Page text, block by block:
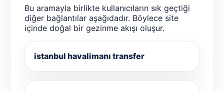
Bu aramayla birlikte kullanıcıların sık geçtiği
diğer bağlantılar aşağıdadır. Böylece site
içinde doğal bir gezinme akışı oluşur.
istanbul havalimanı transfer